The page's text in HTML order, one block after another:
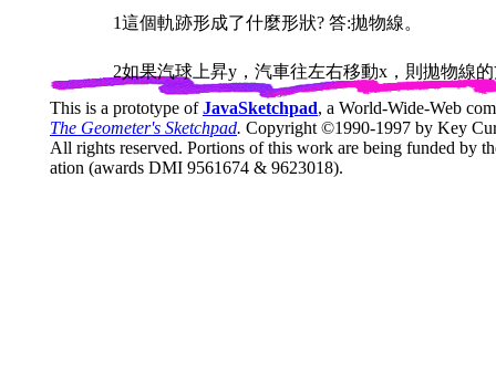
This is a prototype ofJavaSketchpad, a World-Wide-Web
The Geometer's Sketchpad. Copyright ©1990-1997 by Key
All rights reserved. Portions of this work are being funded by
ation (awards DMI 9561674 & 9623018).
1這個軌跡形成了什麼形狀? 答:拋物線。
2如果汽球上昇y，汽車往左右移動x，則拋物線的